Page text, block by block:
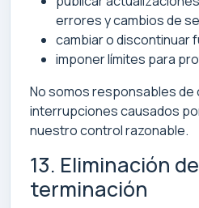
errores y cambios de
cambiar o discontinuar
imponer límites para
No somos responsables de
interrupciones causados
nuestro control razonable.
13. Eliminación
terminación